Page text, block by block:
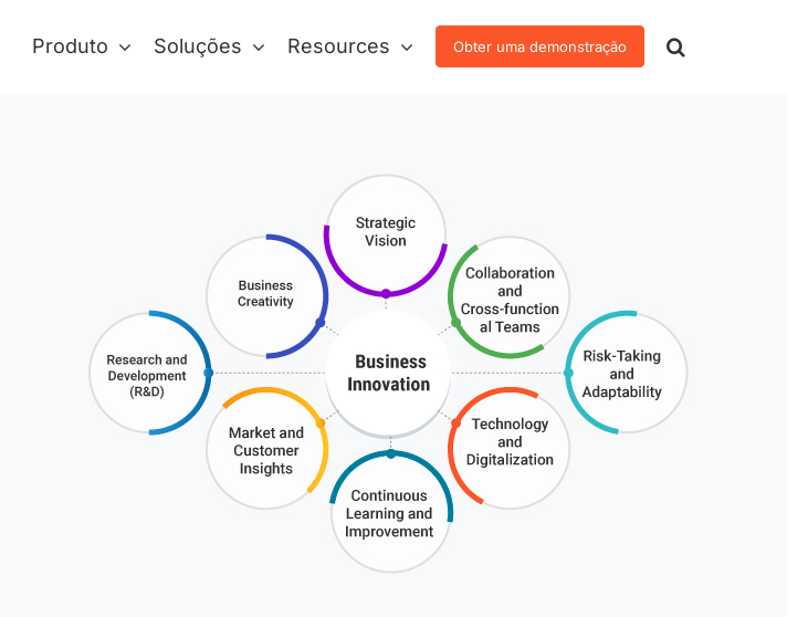
Produto Soluções Resources Obter uma demonstração